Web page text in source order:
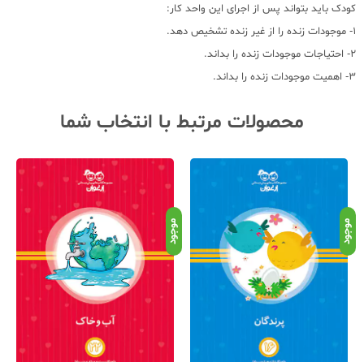
کودک باید بتواند پس از اجرای این واحد کار:
1- موجودات زنده را از غیر زنده تشخیص دهد.
2- احتیاجات موجودات زنده را بداند.
3- اهمیت موجودات زنده را بداند.
محصولات مرتبط با انتخاب شما
موجود موجود